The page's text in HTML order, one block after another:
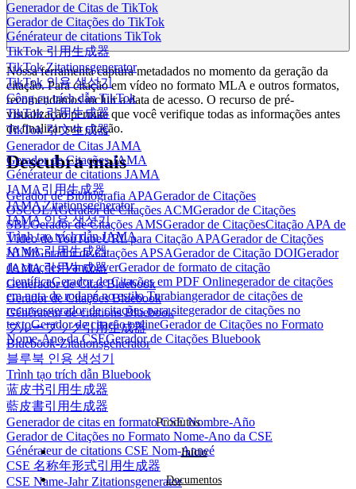
Generador de Citas de TikTok
Gerador de Citações do TikTok
Générateur de citations TikTok
TikTok 引用生成器
TikTok Zitationsgenerator
TikTok 인용 생성기
Công cụ trích dẫn TikTok
TikTok 引用生成器
TikTok 引文生成器
Generador de Citas JAMA
Gerador de Citações JAMA
Générateur de citations JAMA
JAMA引用生成器
JAMA Zitationsgenerator
JAMA 인용 생성기
Trình tạo trích dẫn JAMA
JAMA 引用生成器
JAMA 引用生成器
Generador de Citas Bluebook
Gerador de Citações Bluebook
Générateur de citations Bluebook
ブルーブック引用生成器
Bluebook-Zitationsgenerator
블루북 인용 생성기
Trình tạo trích dẫn Bluebook
蓝皮书引用生成器
藍皮書引用生成器
Generador de citas en formato CSE Nombre-Año
Gerador de Citações no Formato Nome-Ano da CSE
Générateur de citations CSE Nom-Anneé
CSE 名称年形式引用生成器
CSE Name-Jahr Zitationsgenerator
Nossa ferramenta captura metadados no momento da geração da
citação. Para citação em vídeo no formato MLA e outros formatos,
recomendamos incluir a data de acesso. O recurso de pré-
visualização permite que você verifique todas as informações antes
de finalizar sua citação.
Descubra mais
Gerador de Bibliografia APAGerador de Citações
OSCOLAGerador de Citações ACMGerador de Citações
SBLGerador de Citações AMSGerador de CitaçõesCitação APA de
Vídeo do YouTubeURL para Citação APAGerador de Citações
NLMGerador de Citações APSAGerador de Citação DOIGerador
de citações VancouverGerador de formato de citação
científicaGerador de Citações em PDF Onlinegerador de citações
em nota de rodapé no estilo Turabiangerador de citações de
recursosgerador de citações para sitegerador de citações no
textoGerador de citação onlineGerador de Citações no Formato
Nome-Ano da CSEGerador de Citações Bluebook
Produtos
Início
Documentos